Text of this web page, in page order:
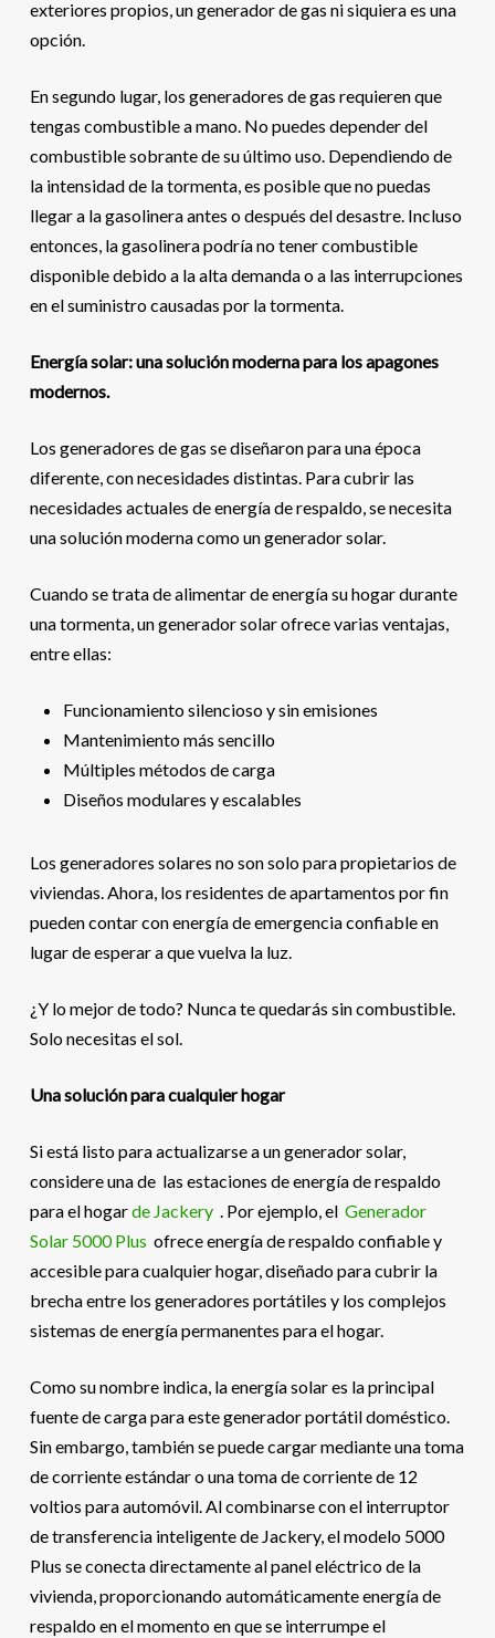
exteriores propios, un generador de gas ni siquiera es una
opción.
En segundo lugar, los generadores de gas requieren que
tengas combustible a mano. No puedes depender del
combustible sobrante de su último uso. Dependiendo de
la intensidad de la tormenta, es posible que no puedas
llegar a la gasolinera antes o después del desastre. Incluso
entonces, la gasolinera podría no tener combustible
disponible debido a la alta demanda o a las interrupciones
en el suministro causadas por la tormenta.
Energía solar: una solución moderna para los apagones
modernos.
Los generadores de gas se diseñaron para una época
diferente, con necesidades distintas. Para cubrir las
necesidades actuales de energía de respaldo, se necesita
una solución moderna como un generador solar.
Cuando se trata de alimentar de energía su hogar durante
una tormenta, un generador solar ofrece varias ventajas,
entre ellas:
Funcionamiento silencioso y sin emisiones
Mantenimiento más sencillo
Múltiples métodos de carga
Diseños modulares y escalables
Los generadores solares no son solo para propietarios de
viviendas. Ahora, los residentes de apartamentos por fin
pueden contar con energía de emergencia confiable en
lugar de esperar a que vuelva la luz.
¿Y lo mejor de todo? Nunca te quedarás sin combustible.
Solo necesitas el sol.
Una solución para cualquier hogar
Si está listo para actualizarse a un generador solar,
considere una de las estaciones de energía de respaldo
para el hogarde Jackery. Por ejemplo, el Generador
Solar 5000 Plus ofrece energía de respaldo confiable y
accesible para cualquier hogar, diseñado para cubrir la
brecha entre los generadores portátiles y los complejos
sistemas de energía permanentes para el hogar.
Como su nombre indica, la energía solar es la principal
fuente de carga para este generador portátil doméstico.
Sin embargo, también se puede cargar mediante una toma
de corriente estándar o una toma de corriente de 12
voltios para automóvil. Al combinarse con el interruptor
de transferencia inteligente de Jackery, el modelo 5000
Plus se conecta directamente al panel eléctrico de la
vivienda, proporcionando automáticamente energía de
respaldo en el momento en que se interrumpe el